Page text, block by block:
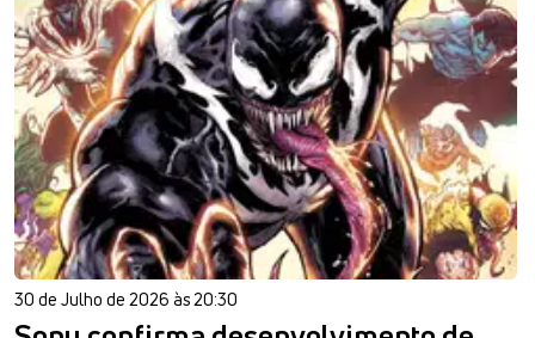
30 de Julho de 2026 às 20:30